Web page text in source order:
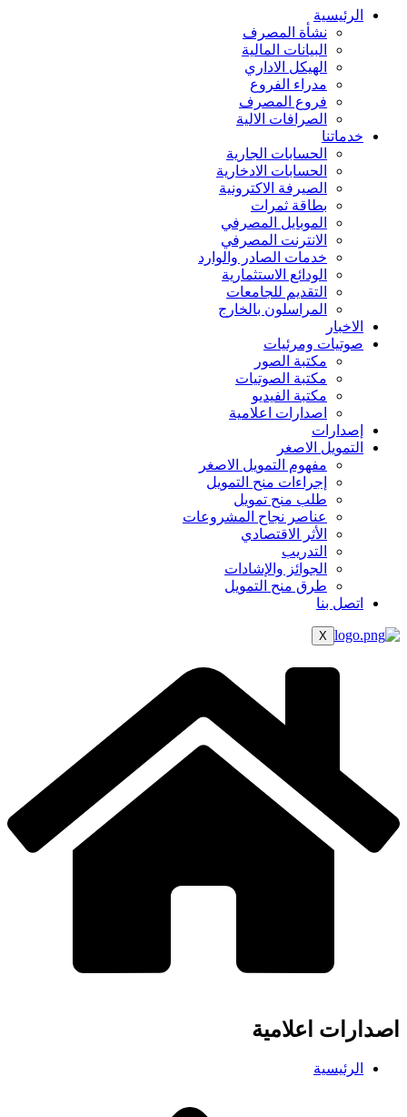
الرئيسية
نشأة المصرف
البيانات المالية
الهيكل الاداري
مدراء الفروع
فروع المصرف
الصرافات الالية
خدماتنا
الحسابات الجارية
الحسابات الادخارية
الصيرفة الاكترونية
بطاقة ثمرات
الموبايل المصرفي
الانترنت المصرفي
خدمات الصادر والوارد
الودائع الاستثمارية
التقديم للجامعات
المراسلون بالخارج
الاخبار
صوتيات ومرئيات
مكتبة الصور
مكتبة الصوتيات
مكتبة الفيديو
اصدارات اعلامية
إصدارات
التمويل الاصغر
مفهوم التمويل الاصغر
إجراءات منح التمويل
طلب منح تمويل
عناصر نجاح المشروعات
الأثر الاقتصادي
التدريب
الجوائز والإشادات
طرق منح التمويل
اتصل بنا
X
اصدارات اعلامية
الرئيسية